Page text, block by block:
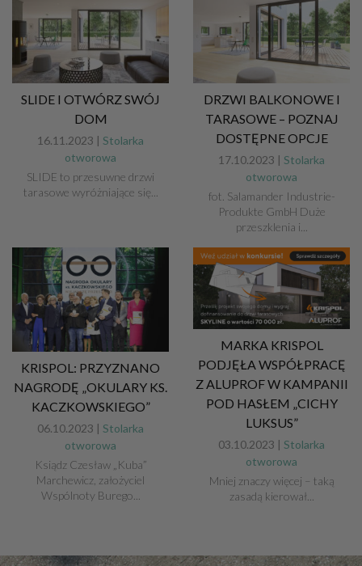
SLIDE I OTWÓRZ SWÓJ
DOM
16.11.2023 | Stolarka
otworowa
SLIDE to przesuwne drzwi
tarasowe wyróżniające się...
DRZWI BALKONOWE I
TARASOWE – POZNAJ
DOSTĘPNE OPCJE
17.10.2023 | Stolarka
otworowa
fot. Salamander Industrie-
Produkte GmbH Duże
przeszklenia i...
KRISPOL: PRZYZNANO
NAGRODĘ „OKULARY KS.
KACZKOWSKIEGO”
06.10.2023 | Stolarka
otworowa
Ksiądz Czesław „Kuba”
Marchewicz, założyciel
Wspólnoty Burego...
MARKA KRISPOL
PODJĘŁA WSPÓŁPRACĘ
Z ALUPROF W KAMPANII
POD HASŁEM „CICHY
LUKSUS”
03.10.2023 | Stolarka
otworowa
Mniej znaczy więcej – taką
zasadą kierował...